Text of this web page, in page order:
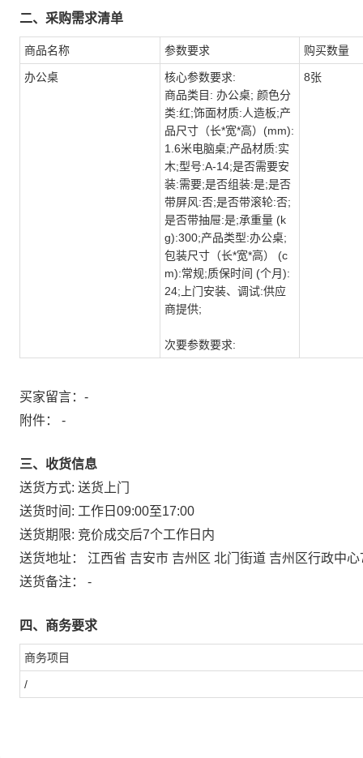
二、采购需求清单
商品名称 参数要求 购买数量
办公桌
核心参数要求:
商品类目: 办公桌; 颜色分
类:红;饰面材质:人造板;产
品尺寸（长*宽*高）(mm):
1.6米电脑桌;产品材质:实
木;型号:A-14;是否需要安
装:需要;是否组装:是;是否
带屏风:否;是否带滚轮:否;
是否带抽屉:是;承重量 (k
g):300;产品类型:办公桌;
包装尺寸（长*宽*高） (c
m):常规;质保时间 (个月):
24;上门安装、调试:供应
商提供;
次要参数要求:
8张
买家留言：-
附件： -
三、收货信息
送货方式: 送货上门
送货时间: 工作日09:00至17:00
送货期限: 竞价成交后7个工作日内
送货地址： 江西省 吉安市 吉州区 北门街道 吉州区行政中心
送货备注： -
四、商务要求
商务项目
/